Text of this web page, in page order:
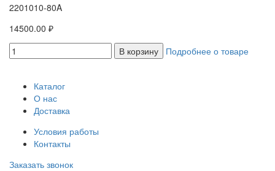
2201010-80A
14500.00 ₽
В корзину
Подробнее о товаре
Каталог
О нас
Доставка
Условия работы
Контакты
Заказать звонок